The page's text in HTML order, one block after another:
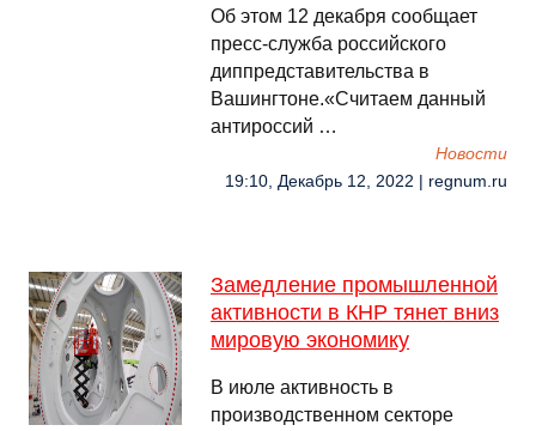
Об этом 12 декабря сообщает
пресс-служба российского
диппредставительства в
Вашингтоне.«Считаем данный
антироссий …
Новости
19:10, Декабрь 12, 2022 | regnum.ru
Замедление промышленной
активности в КНР тянет вниз
мировую экономику
В июле активность в
производственном секторе